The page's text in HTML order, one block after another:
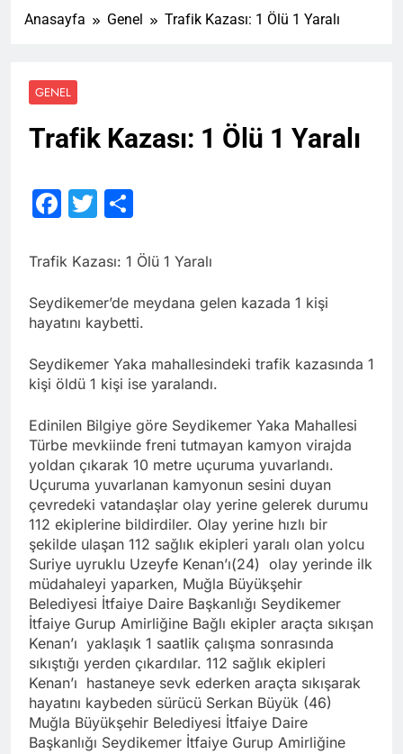
Anasayfa Genel Trafik Kazası: 1 Ölü 1 Yaralı
GENEL
Trafik Kazası: 1 Ölü 1 Yaralı
Facebook
Twitter
Trafik Kazası: 1 Ölü 1 Yaralı
Seydikemer’de meydana gelen kazada 1 kişi
hayatını kaybetti.
Seydikemer Yaka mahallesindeki trafik kazasında 1
kişi öldü 1 kişi ise yaralandı.
Edinilen Bilgiye göre Seydikemer Yaka Mahallesi
Türbe mevkiinde freni tutmayan kamyon virajda
yoldan çıkarak 10 metre uçuruma yuvarlandı.
Uçuruma yuvarlanan kamyonun sesini duyan
çevredeki vatandaşlar olay yerine gelerek durumu
112 ekiplerine bildirdiler. Olay yerine hızlı bir
şekilde ulaşan 112 sağlık ekipleri yaralı olan yolcu
Suriye uyruklu Uzeyfe Kenan’ı(24) olay yerinde ilk
müdahaleyi yaparken, Muğla Büyükşehir
Belediyesi İtfaiye Daire Başkanlığı Seydikemer
İtfaiye Gurup Amirliğine Bağlı ekipler araçta sıkışan
Kenan’ı yaklaşık 1 saatlik çalışma sonrasında
sıkıştığı yerden çıkardılar. 112 sağlık ekipleri
Kenan’ı hastaneye sevk ederken araçta sıkışarak
hayatını kaybeden sürücü Serkan Büyük (46)
Muğla Büyükşehir Belediyesi İtfaiye Daire
Başkanlığı Seydikemer İtfaiye Gurup Amirliğine